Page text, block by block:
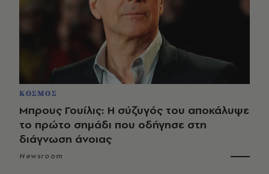
ΚΟΣΜΟΣ
Μπρους Γουίλις: Η σύζυγός του αποκάλυψε
το πρώτο σημάδι που οδήγησε στη
διάγνωση άνοιας
Newsroom